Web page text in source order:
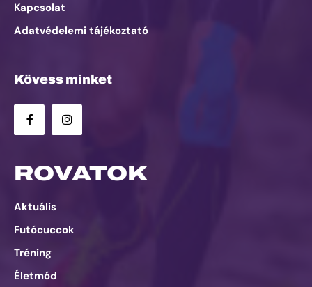
Kapcsolat
Adatvédelemi tájékoztató
Kövess minket
ROVATOK
Aktuális
Futócuccok
Tréning
Életmód